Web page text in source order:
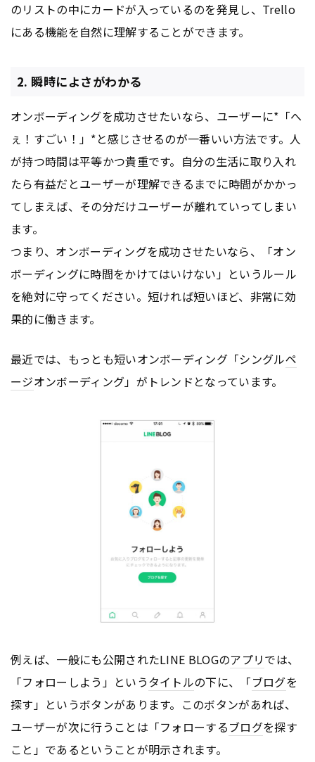
のリストの中にカードが入っているのを発見し、Trello
にある機能を自然に理解することができます。
2. 瞬時によさがわかる
オンボーディングを成功させたいなら、ユーザーに*「へ
ぇ！すごい！」*と感じさせるのが一番いい方法です。人
が持つ時間は平等かつ貴重です。自分の生活に取り入れ
たら有益だとユーザーが理解できるまでに時間がかかっ
てしまえば、その分だけユーザーが離れていってしまい
ます。
つまり、オンボーディングを成功させたいなら、「オン
ボーディングに時間をかけてはいけない」というルール
を絶対に守ってください。短ければ短いほど、非常に効
果的に働きます。
最近では、もっとも短いオンボーディング「シングルペ
ージオンボーディング」がトレンドとなっています。
例えば、一般にも公開されたLINE BLOGのアプリでは、
「フォローしよう」というタイトルの下に、「ブログを
探す」というボタンがあります。このボタンがあれば、
ユーザーが次に行うことは「フォローするブログを探す
こと」であるということが明示されます。